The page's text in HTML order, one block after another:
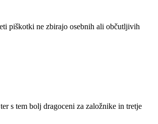
piškotki ne zbirajo osebnih ali občutljivih
s tem bolj dragoceni za založnike in tretje